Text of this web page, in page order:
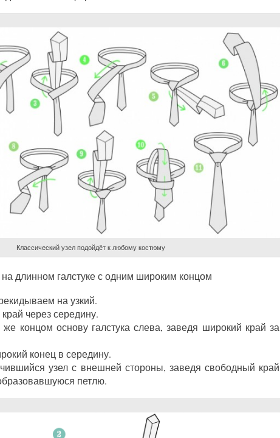
Классический узел подойдёт к любому костюму
на длинном галстуке с одним широким концом
на узкий.
через середину.
концом основу галстука слева, заведя широкий край за
конец в середину.
узел с внешней стороны, заведя свободный край
петлю.